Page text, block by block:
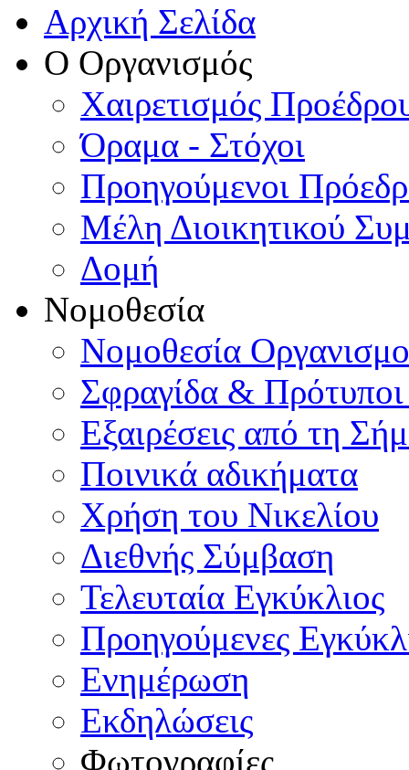
Αρχική Σελίδα
Ο Οργανισμός
Χαιρετισμός
Όραμα - Στόχοι
Προηγούμενοι
Μέλη Διοικητικού
Δομή
Νομοθεσία
Νομοθεσία
Σφραγίδα &
Εξαιρέσεις από τη
Ποινικά αδικήματα
Χρήση του Νικελίου
Διεθνής Σύμβαση
Τελευταία Εγκύκλιος
Προηγούμενες
Ενημέρωση
Εκδηλώσεις
Φωτογραφίες